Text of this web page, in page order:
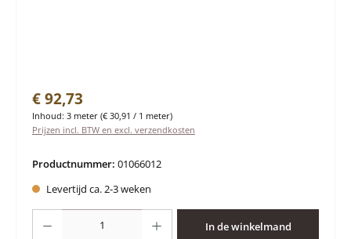
Normale prijs:
€ 92,73
Inhoud: 3 meter (€ 30,91 / 1 meter)
Prijzen incl. BTW en excl. verzendkosten
Productnummer: 01066012
Levertijd ca. 2-3 weken
In de winkelmand